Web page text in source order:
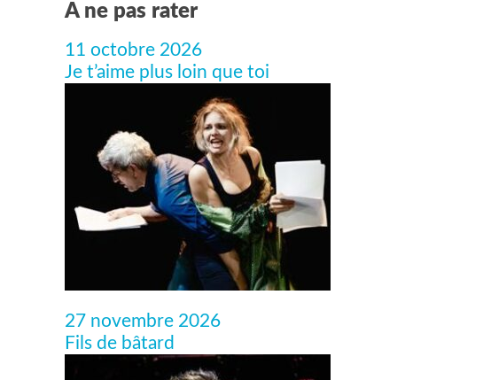
A ne pas rater
11 octobre 2026
Je t’aime plus loin que toi
27 novembre 2026
Fils de bâtard